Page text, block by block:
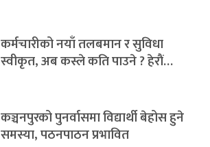
कर्मचारीको नयाँ तलबमान र सुविधा
स्वीकृत, अब कस्ले कति पाउने ? हेराैं…
कञ्चनपुरको पुनर्वासमा विद्यार्थी बेहोस हुने
समस्या, पठनपाठन प्रभावित